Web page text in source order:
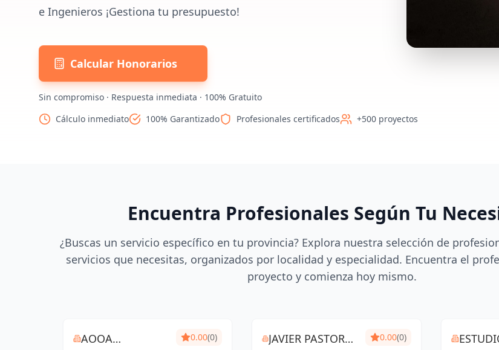
e Ingenieros ¡Gestiona tu presupuesto!
Calcular Honorarios
Sin compromiso · Respuesta inmediata · 100% Gratuito
Cálculo inmediato
100% Garantizado Profesionales certificados +500 proyectos
Encuentra Profesionales Según Tu
¿Buscas un servicio específico en tu provincia? Explora nuestra selección de
servicios que necesitas, organizados por localidad y especialidad. Encuentra el
proyecto y comienza hoy mismo.
AOOA
0.00(0)
JAVIER PASTOR
0.00(0)